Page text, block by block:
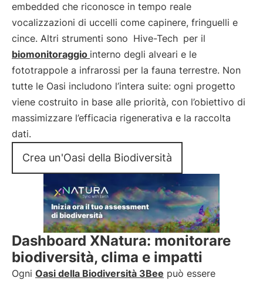
embedded che riconosce in tempo reale
vocalizzazioni di uccelli come capinere, fringuelli e
cince. Altri strumenti sono Hive-Tech per il
biomonitoraggio interno degli alveari e le
fototrappole a infrarossi per la fauna terrestre. Non
tutte le Oasi includono l’intera suite: ogni progetto
viene costruito in base alle priorità, con l’obiettivo di
massimizzare l’efficacia rigenerativa e la raccolta
dati.
Crea un'Oasi della Biodiversità
Dashboard XNatura: monitorare
biodiversità, clima e impatti
Ogni Oasi della Biodiversità 3Bee può essere